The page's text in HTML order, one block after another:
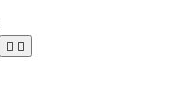
 